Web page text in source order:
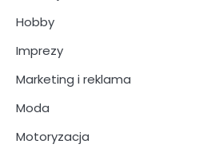
Hobby
Imprezy
Marketing i reklama
Moda
Motoryzacja